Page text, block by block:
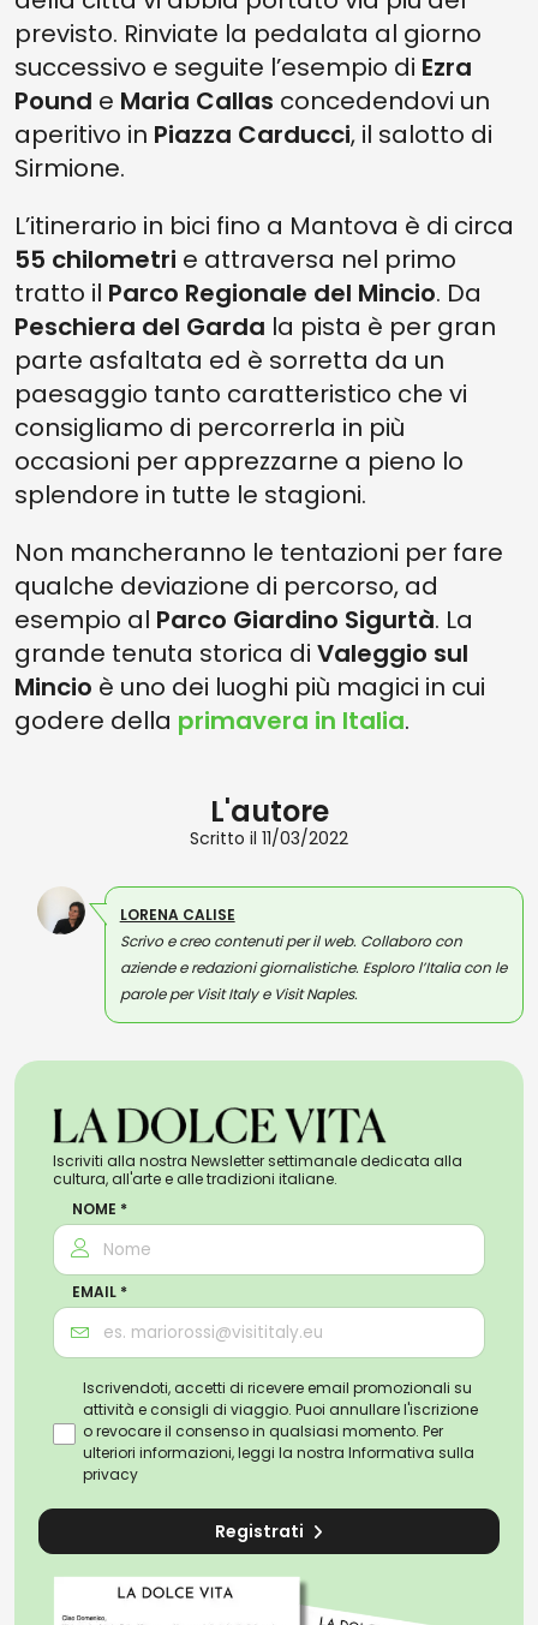
previsto. Rinviate la pedalata al giorno
successivo e seguite l’esempio di Ezra
Pound e Maria Callas concedendovi un
aperitivo in Piazza Carducci, il salotto di
Sirmione.
L’itinerario in bici fino a Mantova è di circa
55 chilometri e attraversa nel primo
tratto il Parco Regionale del Mincio. Da
Peschiera del Garda la pista è per gran
parte asfaltata ed è sorretta da un
paesaggio tanto caratteristico che vi
consigliamo di percorrerla in più
occasioni per apprezzarne a pieno lo
splendore in tutte le stagioni.
Non mancheranno le tentazioni per fare
qualche deviazione di percorso, ad
esempio al Parco Giardino Sigurtà. La
grande tenuta storica di Valeggio sul
Mincio è uno dei luoghi più magici in cui
godere della primavera in Italia.
L'autore
Scritto il 11/03/2022
LORENA CALISE
Scrivo e creo contenuti per il web. Collaboro con
aziende e redazioni giornalistiche. Esploro l’Italia con le
parole per Visit Italy e Visit Naples.
Iscriviti alla nostra Newsletter settimanale dedicata alla
cultura, all'arte e alle tradizioni italiane.
NOME *
EMAIL *
Iscrivendoti, accetti di ricevere email promozionali su
attività e consigli di viaggio. Puoi annullare l'iscrizione
o revocare il consenso in qualsiasi momento. Per
ulteriori informazioni, leggi la nostra Informativa sulla
privacy
Registrati